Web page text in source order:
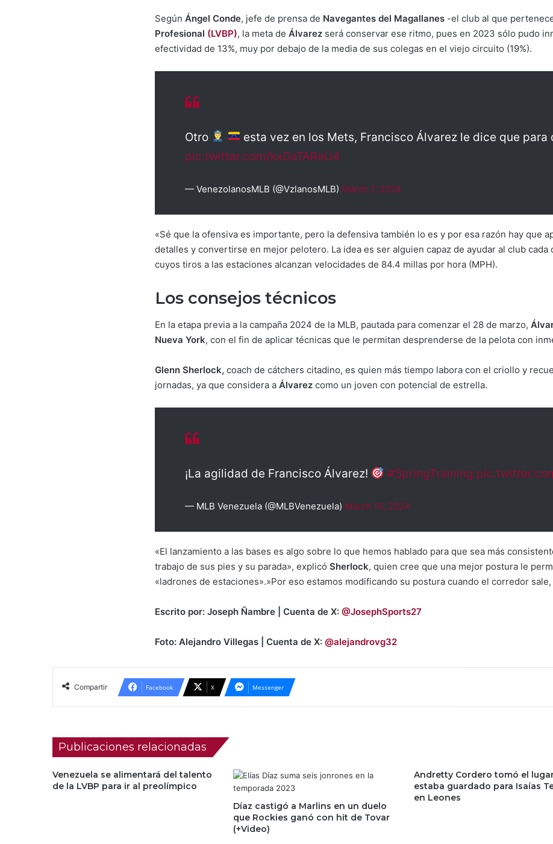
Según Ángel Conde, jefe de prensa de Navegantes del Magallanes -el club al que
Profesional (LVBP), la meta de Álvarez será conservar ese ritmo, pues en 2023 sólo pudo
efectividad de 13%, muy por debajo de la media de sus colegas en el viejo circuito (19%).
Otro
esta vez en los Mets, Francisco Álvarez le dice que para
pic.twitter.com/kxGsTAReU4
— VenezolanosMLB (@VzlanosMLB) March 7, 2024
«Sé que la ofensiva es importante, pero la defensiva también lo es y por esa razón hay que
detalles y convertirse en mejor pelotero. La idea es ser alguien capaz de ayudar al club cada
cuyos tiros a las estaciones alcanzan velocidades de 84.4 millas por hora (MPH).
Los consejos técnicos
En la etapa previa a la campaña 2024 de la MLB, pautada para comenzar el 28 de marzo,
Nueva York, con el fin de aplicar técnicas que le permitan desprenderse de la pelota con
Glenn Sherlock, coach de cátchers citadino, es quien más tiempo labora con el criollo y
jornadas, ya que considera a Álvarez como un joven con potencial de estrella.
¡La agilidad de Francisco Álvarez! #SpringTraining
— MLB Venezuela (@MLBVenezuela) March 10, 2024
«El lanzamiento a las bases es algo sobre lo que hemos hablado para que sea más
trabajo de sus pies y su parada», explicó Sherlock, quien cree que una mejor postura le
«ladrones de estaciones».»Por eso estamos modificando su postura cuando el corredor
Escrito por: Joseph Ñambre | Cuenta de X: @JosephSports27
Foto: Alejandro Villegas | Cuenta de X: @alejandrovg32
Compartir Facebook X Messenger
Publicaciones relacionadas
Venezuela se alimentará del talento
de la LVBP para ir al preolímpico
Díaz castigó a Marlins en un duelo
que Rockies ganó con hit de Tovar
(+Video)
Andretty Cordero tomó el
estaba guardado para Isaías
en Leones